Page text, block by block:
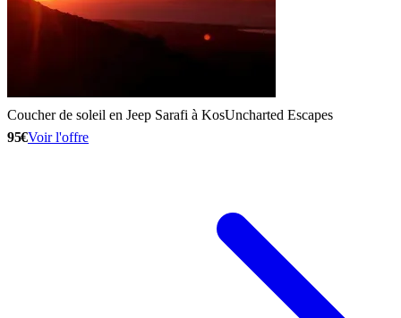
Coucher de soleil en Jeep Sarafi à KosUncharted Escapes
95€Voir l'offre